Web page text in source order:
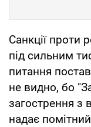
Санкції проти
під сильним
питання
не видно, бо
загострення з
надає